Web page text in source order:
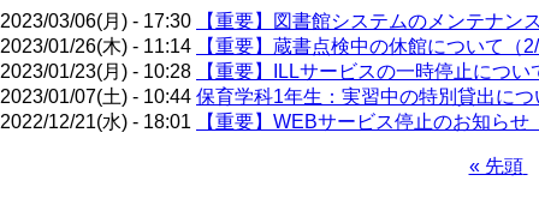
2023/03/06(月) - 17:30
【重要】図書館システムのメンテナン
2023/01/26(木) - 11:14
【重要】蔵書点検中の休館について（
2023/01/23(月) - 10:28
【重要】ILLサービスの一時停止につ
2023/01/07(土) - 10:44 保育学科1年生：実習中の特別貸出に
2022/12/21(水) - 18:01
【重要】WEBサービス停止のお知ら
先
« 先頭